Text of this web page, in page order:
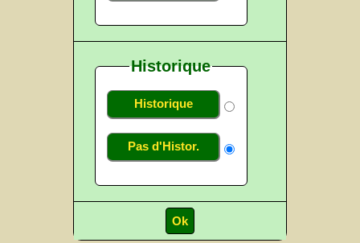
Historique
Historique
Pas d'Histor.